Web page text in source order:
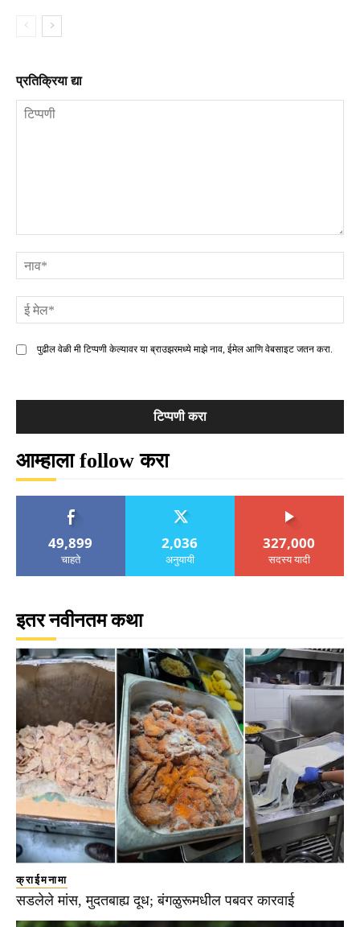
प्रतिक्रिया द्या
पुढील वेळी मी टिप्पणी केल्यावर या ब्राउझरमध्ये माझे नाव, ईमेल आणि वेबसाइट जतन करा.
आम्हाला follow करा
49,899
चाहते
2,036
अनुयायी
327,000
सदस्य यादी
इतर नवीनतम कथा
क्राईमनामा
सडलेले मांस, मुदतबाह्य दूध; बंगळुरूमधील पबवर कारवाई